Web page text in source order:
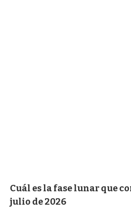
Cuál es la fase lunar que
julio de 2026